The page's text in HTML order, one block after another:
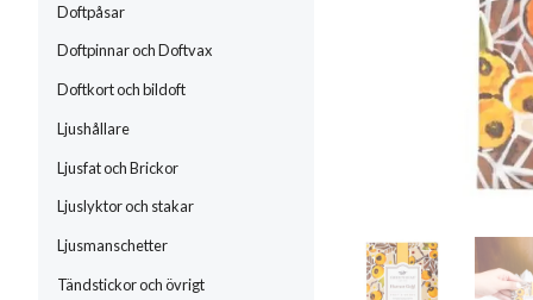
Doftpåsar
Doftpinnar och Doftvax
Doftkort och bildoft
Ljushållare
Ljusfat och Brickor
Ljuslyktor och stakar
Ljusmanschetter
Tändstickor och övrigt